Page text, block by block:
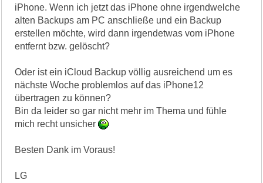
iPhone. Wenn ich jetzt das iPhone ohne irgendwelche
alten Backups am PC anschließe und ein Backup
erstellen möchte, wird dann irgendetwas vom iPhone
entfernt bzw. gelöscht?
Oder ist ein iCloud Backup völlig ausreichend um es
nächste Woche problemlos auf das iPhone12
übertragen zu können?
Bin da leider so gar nicht mehr im Thema und fühle
mich recht unsicher
Besten Dank im Voraus!
LG